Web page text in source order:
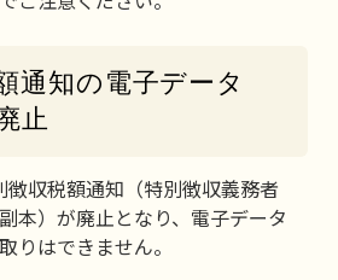
通知の電子データ
止
徴収税額通知（特別徴収義務者
本）が廃止となり、電子データ
りはできません。